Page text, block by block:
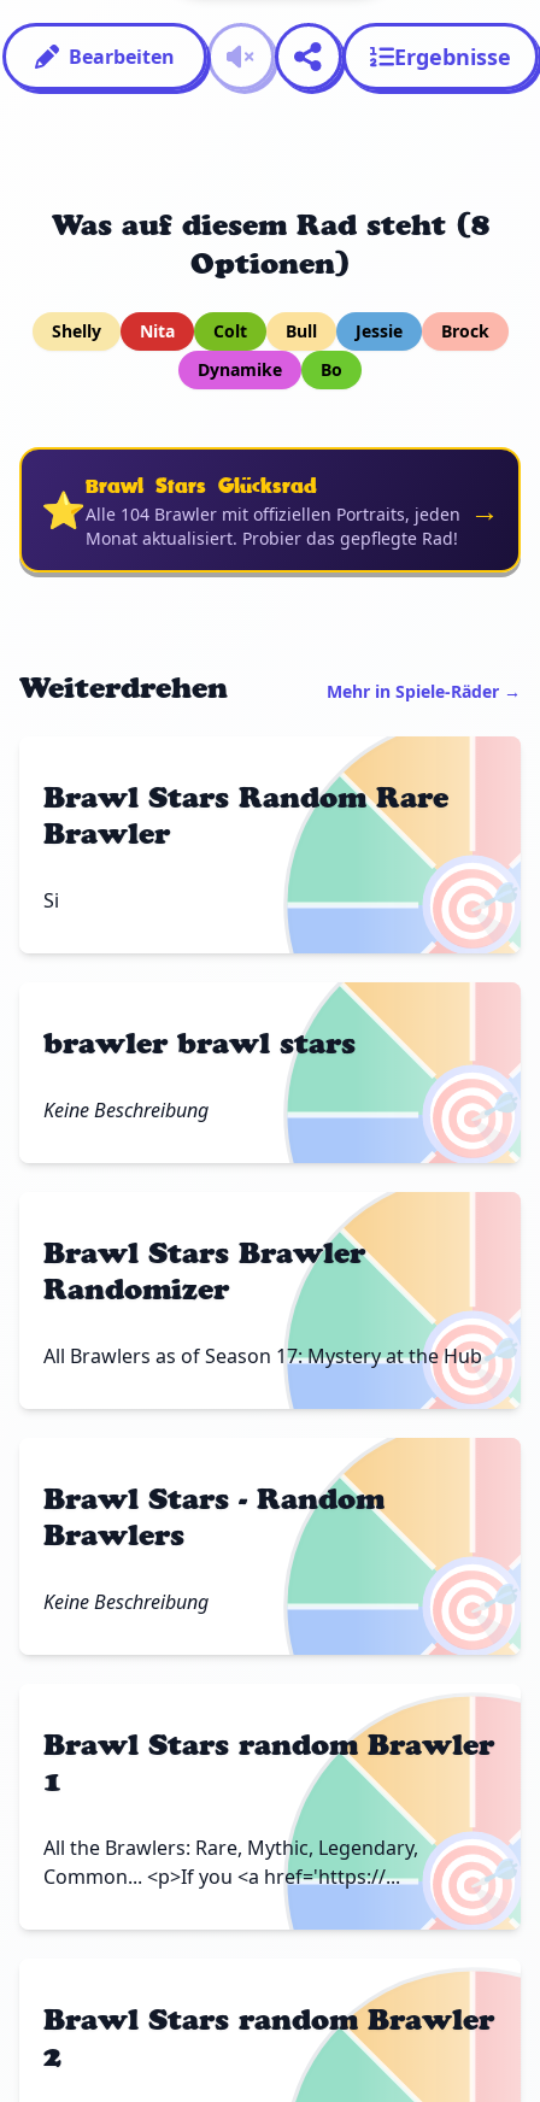
Bearbeiten Ergebnisse
Was auf diesem Rad steht (8
Optionen)
Shelly Nita Colt Bull Jessie
Brock
Dynamike
Bo
⭐Brawl Stars Glücksrad
Alle 104 Brawler mit offiziellen Portraits, jeden
Monat aktualisiert. Probier das gepflegte Rad!
→
Weiterdrehen Mehr in Spiele-Räder →
🎯
Brawl Stars Random Rare
Brawler
Si
🎯
brawler brawl stars
Keine Beschreibung
🎯
Brawl Stars Brawler
Randomizer
All Brawlers as of Season 17: Mystery at the Hub
🎯
Brawl Stars - Random
Brawlers
Keine Beschreibung
🎯
Brawl Stars random Brawler
1
All the Brawlers: Rare, Mythic, Legendary,
Common... <p>If you <a href='https://...
Brawl Stars random Brawler
2